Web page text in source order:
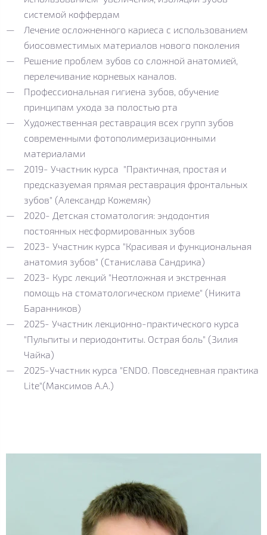
системой коффердам
Лечение осложненного кариеса с использованием
биосовместимых материалов нового поколения
Решение проблем зубов со сложной анатомией,
перелечивание корневых каналов.
Профессиональная гигиена зубов, обучение
принципам ухода за полостью рта
Художественная реставрация всех групп зубов
современными фотополимеризационными
материалами
2019- Участник курса "Практичная, простая и
предсказуемая прямая реставрация фронтальных
зубов" (Александр Кожемяк)
2020- Детская стоматология: эндодонтия
постоянных несформированных зубов
2023- Участник курса "Красивая и функциональная
анатомия зубов" (Станислава Сандрика)
2023- Курс лекций "Неотложная и экстренная
помощь на стоматологическом приеме" (Никита
Баранников)
2025- Участник лекционно-практического курса
"Пульпиты и периодонтиты. Острая боль" (Зилия
Чайка)
2025-Участник курса "ENDO. Повседневная практика
Lite"(Максимов А.А.)